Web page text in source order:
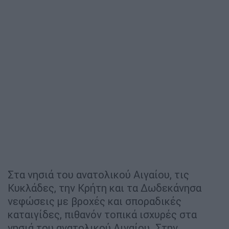
Στα νησιά του ανατολικού Αιγαίου, τις
Κυκλάδες, την Κρήτη και τα Δωδεκάνησα
νεφώσεις με βροχές και σποραδικές
καταιγίδες, πιθανόν τοπικά ισχυρές στα